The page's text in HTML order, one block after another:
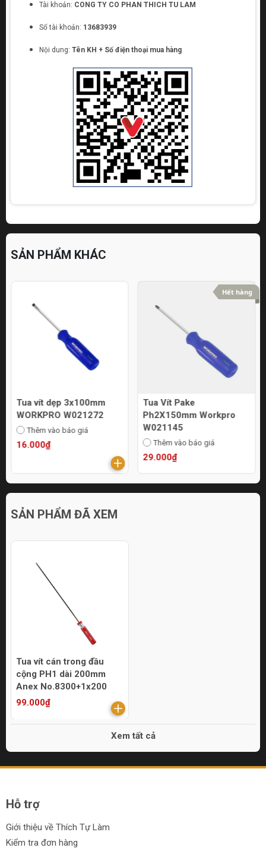
Tài khoản: CONG TY CO PHAN THICH TU LAM
Số tài khoản: 13683939
Nội dung: Tên KH + Số điện thoại mua hàng
SẢN PHẨM KHÁC
Tua vít dẹp 3x100mm
WORKPRO W021272
Thêm vào báo giá
16.000₫
Hết hàng
Tua Vít Pake
Ph2X150mm Workpro
W021145
Thêm vào báo giá
29.000₫
SẢN PHẨM ĐÃ XEM
Tua vít cán trong đầu
cộng PH1 dài 200mm
Anex No.8300+1x200
99.000₫
Xem tất cả
Hỗ trợ
Giới thiệu về Thích Tự Làm
Kiểm tra đơn hàng